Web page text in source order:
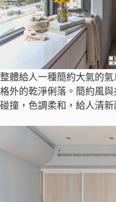
整體給人一種簡約大氣的
格外的乾淨俐落。簡約風
碰撞，色調柔和，給人清新